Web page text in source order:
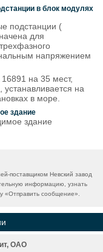
в блок модулях
подстанции (
для
напряжением
на 35 мест,
на
в море.
здание
здание
поставщиком Невский завод
информацию, узнать
«Отправить сообщение».
ОАО